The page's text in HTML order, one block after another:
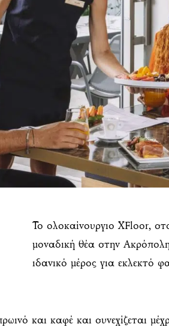
Το ολοκαίνουργιο XFloor,
μοναδική θέα στην
ιδανικό μέρος για εκλεκτό
και καφέ και συνεχίζεται